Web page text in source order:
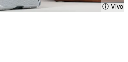
ⓘ Vivo